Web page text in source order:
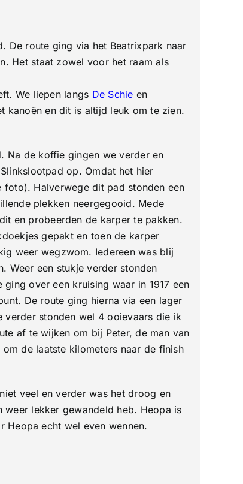
De route ging via het Beatrixpark naar
Het staat zowel voor het raam als
We liepen langs De Schie en
kanoën en dit is altijd leuk om te zien.
Na de koffie gingen we verder en
op. Omdat het hier
foto). Halverwege dit pad stonden een
plekken neergegooid. Mede
en probeerden de karper te pakken.
gepakt en toen de karper
weer wegzwom. Iedereen was blij
Weer een stukje verder stonden
ging over een kruising waar in 1917 een
De route ging hierna via een lager
verder stonden wel 4 ooievaars die ik
af te wijken om bij Peter, de man van
de laatste kilometers naar de finish
veel en verder was het droog en
lekker gewandeld heb. Heopa is
Heopa echt wel even wennen.